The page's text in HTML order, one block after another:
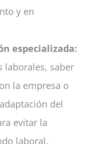
y en
especializada:
laborales, saber
la empresa o
del
evitar la
laboral.